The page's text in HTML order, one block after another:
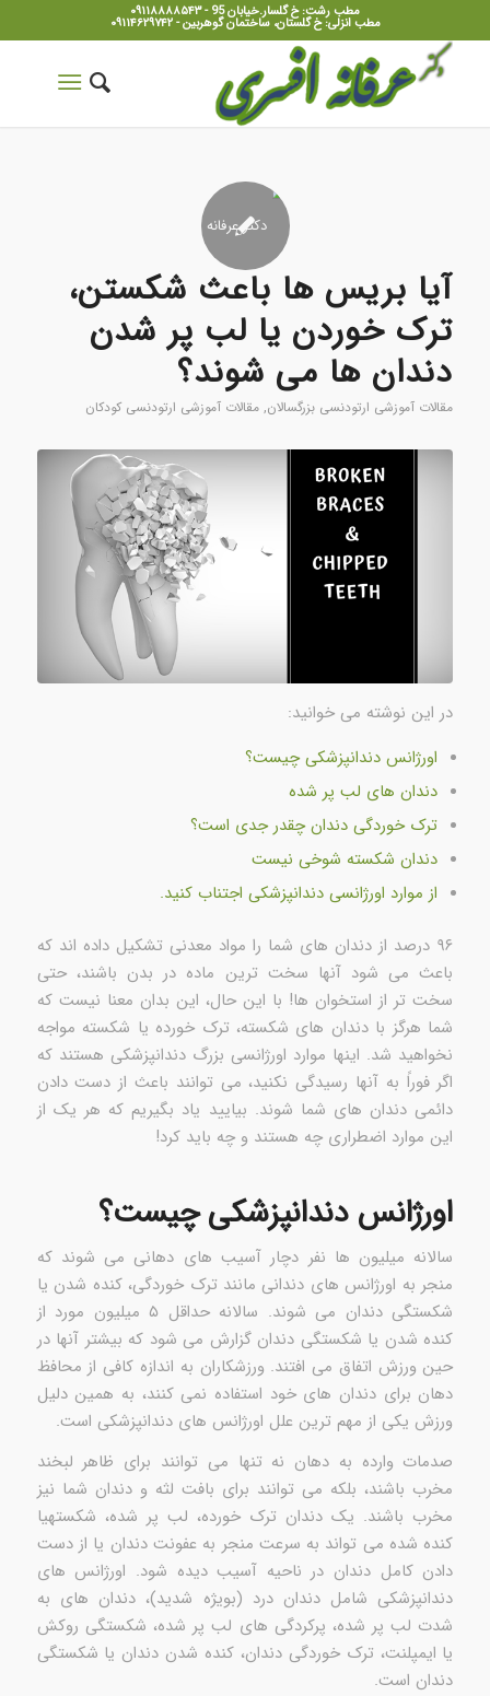
مطب رشت: خ گلسار.خیابان 95 - ۰۹۱۱۸۸۸۸۵۴۳
مطب انزلی: خ گلستان، ساختمان گوهربین - ۰۹۱۱۴۶۲۹۷۴۲
آیا بریس ها باعث شکستن،
ترک خوردن یا لب پر شدن
دندان ها می شوند؟
مقالات آموزشی ارتودنسی بزرگسالان, مقالات آموزشی ارتودنسی کودکان
در این نوشته می خوانید:
اورژانس دندانپزشکی چیست؟
دندان های لب پر شده
ترک خوردگی دندان چقدر جدی است؟
دندان شکسته شوخی نیست
از موارد اورژانسی دندانپزشکی اجتناب کنید.
۹۶ درصد از دندان های شما را مواد معدنی تشکیل داده اند که
باعث می شود آنها سخت ترین ماده در بدن باشند، حتی
سخت تر از استخوان ها! با این حال، این بدان معنا نیست که
شما هرگز با دندان های شکسته، ترک خورده یا شکسته مواجه
نخواهید شد. اینها موارد اورژانسی بزرگ دندانپزشکی هستند که
اگر فوراً به آنها رسیدگی نکنید، می توانند باعث از دست دادن
دائمی دندان های شما شوند. بیایید یاد بگیریم که هر یک از
این موارد اضطراری چه هستند و چه باید کرد!
اورژانس دندانپزشکی چیست؟
سالانه میلیون ها نفر دچار آسیب های دهانی می شوند که
منجر به اورژانس های دندانی مانند ترک خوردگی، کنده شدن یا
شکستگی دندان می شوند. سالانه حداقل ۵ میلیون مورد از
کنده شدن یا شکستگی دندان گزارش می شود که بیشتر آنها در
حین ورزش اتفاق می افتند. ورزشکاران به اندازه کافی از محافظ
دهان برای دندان های خود استفاده نمی کنند، به همین دلیل
ورزش یکی از مهم ترین علل اورژانس های دندانپزشکی است.
صدمات وارده به دهان نه تنها می توانند برای ظاهر لبخند
مخرب باشند، بلکه می توانند برای بافت لثه و دندان شما نیز
مخرب باشند. یک دندان ترک خورده، لب پر شده، شکستهیا
کنده شده می تواند به سرعت منجر به عفونت دندان یا از دست
دادن کامل دندان در ناحیه آسیب دیده شود. اورژانس های
دندانپزشکی شامل دندان درد (بویژه شدید)، دندان های به
شدت لب پر شده، پرکردگی های لب پر شده، شکستگی روکش
یا ایمپلنت، ترک خوردگی دندان، کنده شدن دندان یا شکستگی
دندان است.